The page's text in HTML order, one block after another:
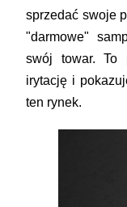
sprzedać swoje
"darmowe"
swój towar. To
irytację i
ten rynek.